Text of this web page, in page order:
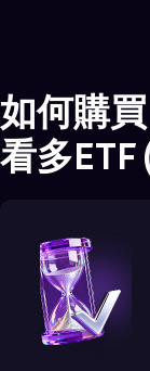
如何購買
看多ETF